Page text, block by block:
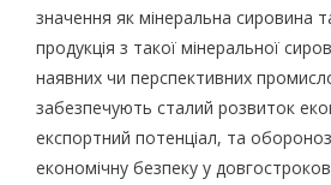
значення як мінеральна сировина
продукція з такої мінеральної
наявних чи перспективних
забезпечують сталий розвиток
експортний потенціал, та
економічну безпеку у